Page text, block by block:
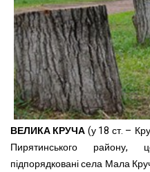
ВЕЛИКА КРУЧА(у 18 ст. –
Пирятинського району,
підпорядковані села Мала